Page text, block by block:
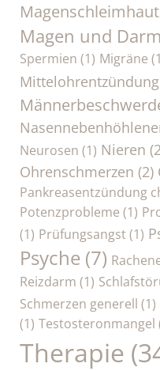
Magen und Darm
Spermien (1) Migräne
Mittelohrentzündung
Neurosen (1) Nieren
Ohrenschmerzen (2)
Pankreasentzündung
Potenzprobleme (1)
(1) Prüfungsangst(1)
Psyche (7)
Reizdarm (1)
Schmerzen generell (1)
(1) Testosteronmangel
Therapie